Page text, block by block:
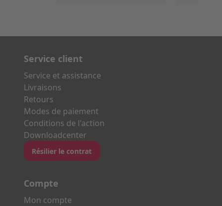
Service client
Service et assistance
Livraisons
Retours
Modes de paiement
Conditions de l'action
Downloadcenter
Résilier le contrat
Compte
Mon compte